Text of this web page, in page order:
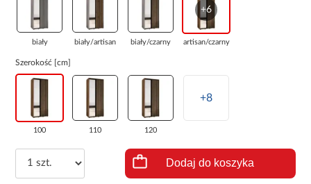
biały biały/artisan biały/czarny
+6
artisan/czarny
Szerokość [cm]
100 110 120
+8
Dodaj do koszyka